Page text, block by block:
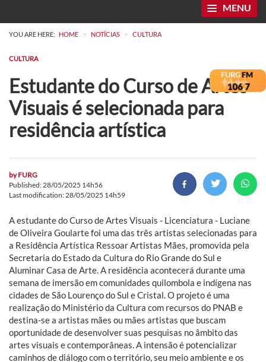
MENU
YOU ARE HERE: HOME > NOTÍCIAS > CULTURA
CULTURA
Estudante do Curso de Artes
Visuais é selecionada para
residência artística
byFURG
Published: 28/05/2025 14h56
Last modification: 28/05/2025 14h59
A estudante do Curso de Artes Visuais - Licenciatura - Luciane
de Oliveira Goularte foi uma das três artistas selecionadas para
a Residência Artística Ressoar Artistas Mães, promovida pela
Secretaria do Estado da Cultura do Rio Grande do Sul e
Aluminar Casa de Arte. A residência acontecerá durante uma
semana de imersão em comunidades quilombola e indígena nas
cidades de São Lourenço do Sul e Cristal. O projeto é uma
realização do Ministério da Cultura com recursos do PNAB e
destina-se a artistas mães ou mães artistas que buscam
oportunidade de desenvolver suas pesquisas no âmbito das
artes visuais e contemporâneas. A intensão é potencializar
caminhos de diálogo com o território, seu meio ambiente e os